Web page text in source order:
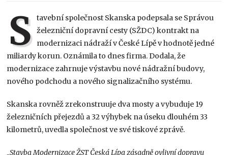
S tavební společnost Skanska podepsala se Správou
železniční dopravní cesty (SŽDC) kontrakt na
modernizaci nádraží v České Lípě v hodnotě jedné
miliardy korun. Oznámila to dnes firma. Dodala, že
modernizace zahrnuje výstavbu nové nádražní budovy,
nového podchodu a nového signalizačního systému.
Skanska rovněž zrekonstruuje dva mosty a vybuduje 19
železničních přejezdů a 32 výhybek na úseku dlouhém 33
kilometrů, uvedla společnost ve své tiskové zprávě.
„Stavba Modernizace ŽST Česká Lípa zásadně ovlivní dopravu